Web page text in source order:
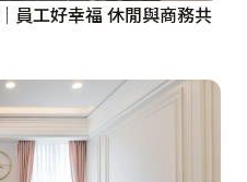
員工好幸福 休閒與商務共